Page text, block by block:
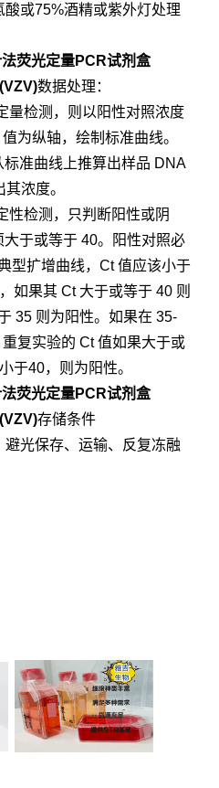
或75%酒精或紫外灯处理
荧光定量PCR试剂盒
数据处理：
量检测，则以阳性对照浓度
为纵轴，绘制标准曲线。
准曲线上推算出样品 DNA
浓度。
性检测，只判断阳性或阴
于或等于 40。阳性对照必
型扩增曲线，Ct 值应该小于
如果其 Ct 大于或等于 40 则
35 则为阳性。如果在 35-
复实验的 Ct 值如果大于或
于40，则为阳性。
荧光定量PCR试剂盒
存储条件
光保存、运输、反复冻融